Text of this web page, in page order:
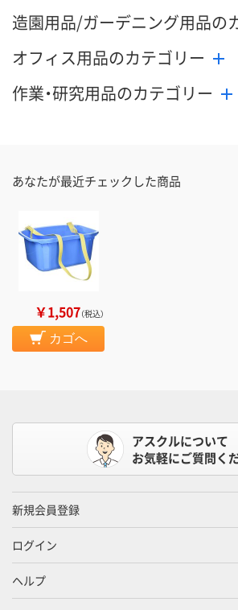
造園用品/ガーデニング用品の
オフィス用品のカテゴリー
作業・研究用品のカテゴリー
あなたが最近チェックした商品
￥1,507（税込）
カゴへ
アスクルについて
お気軽にご質問く
新規会員登録
ログイン
ヘルプ